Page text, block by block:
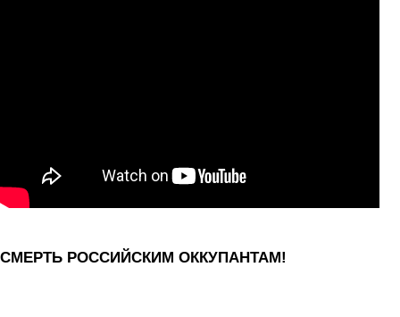
СМЕРТЬ РОССИЙСКИМ ОККУПАНТАМ!